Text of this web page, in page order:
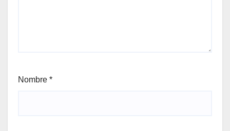
Nombre *